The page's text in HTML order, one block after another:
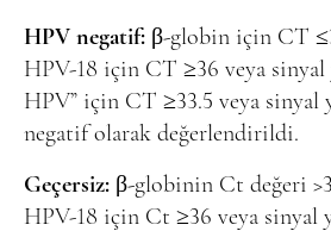
HPV negatif: β-globin için CT
HPV-18 için CT ≥36 veya sinyal
HPV” için CT ≥33.5 veya sinyal
negatif olarak değerlendirildi.
Geçersiz: β-globinin Ct değeri
HPV-18 için Ct ≥36 veya sinyal